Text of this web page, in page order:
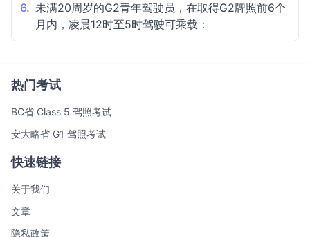
6. 未满20周岁的G2青年驾驶员，在取得G2牌照前6个
月内，凌晨12时至5时驾驶可乘载：
热门考试
BC省 Class 5 驾照考试
安大略省 G1 驾照考试
快速链接
关于我们
文章
隐私政策